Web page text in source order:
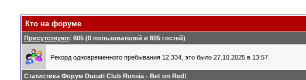
Кто на форуме
Присутствуют: 605 (0 пользователей и 605 гостей)
Рекорд одновременного пребывания 12,334, это было 27.10.2025 в 13:57.
Статистика Форум Ducati Club Russia - Bet on Red!